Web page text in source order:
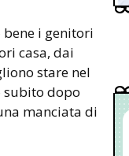
bene i genitori
casa, dai
stare nel
subito dopo
manciata di